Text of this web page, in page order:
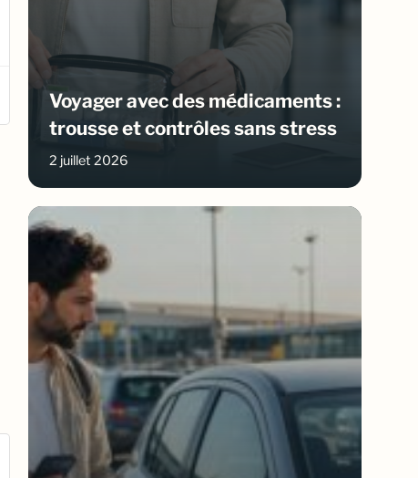
Voyager avec des médicaments :
trousse et contrôles sans stress
2 juillet 2026